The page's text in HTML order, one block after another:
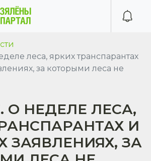
леса, ярких транспарантах
за которыми леса не
О НЕДЕЛЕ ЛЕСА,
И
ЗАЯВЛЕНИЯХ, ЗА